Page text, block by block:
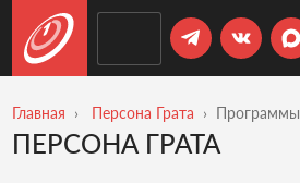
Главная Персона Грата Программы
ПЕРСОНА ГРАТА